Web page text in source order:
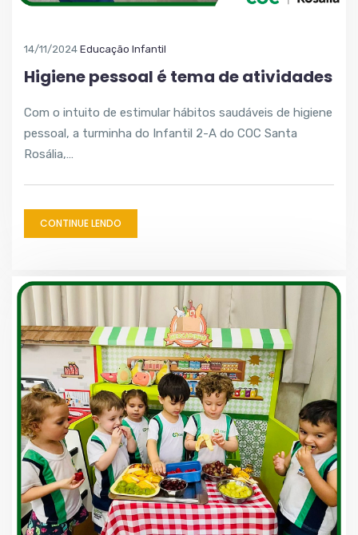
14/11/2024 Educação Infantil
Higiene pessoal é tema de atividades
Com o intuito de estimular hábitos saudáveis de higiene
pessoal, a turminha do Infantil 2-A do COC Santa
Rosália,…
CONTINUE LENDO